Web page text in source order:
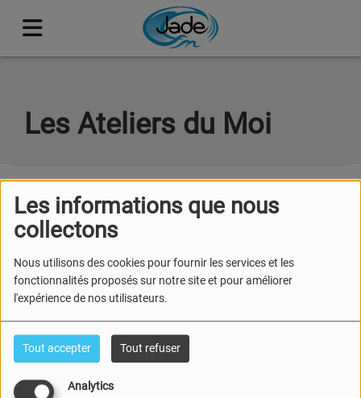
Les informations que nous
collectons
Nous utilisons des cookies pour fournir les services et les
fonctionnalités proposés sur notre site et pour améliorer
l'expérience de nos utilisateurs.
Tout accepter Tout refuser
Analytics
Les Ateliers du Moi